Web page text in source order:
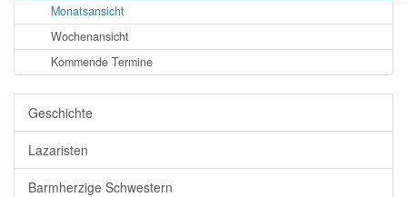
Monatsansicht
Wochenansicht
Kommende Termine
Geschichte
Lazaristen
Barmherzige Schwestern